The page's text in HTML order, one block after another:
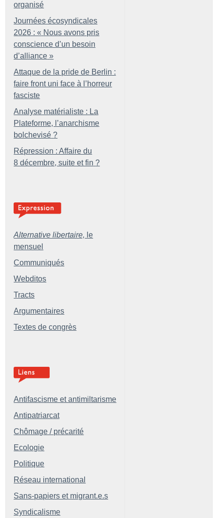
organisé
Journées écosyndicales
2026 : « Nous avons pris
conscience d’un besoin
d’alliance »
Attaque de la pride de Berlin :
faire front uni face à l’horreur
fasciste
Analyse matérialiste : La
Plateforme, l’anarchisme
bolchevisé ?
Répression : Affaire du
8 décembre, suite et fin ?
Alternative libertaire, le
mensuel
Communiqués
Webditos
Tracts
Argumentaires
Textes de congrès
Antifascisme et antimiltarisme
Antipatriarcat
Chômage / précarité
Ecologie
Politique
Réseau international
Sans-papiers et migrant.e.s
Syndicalisme